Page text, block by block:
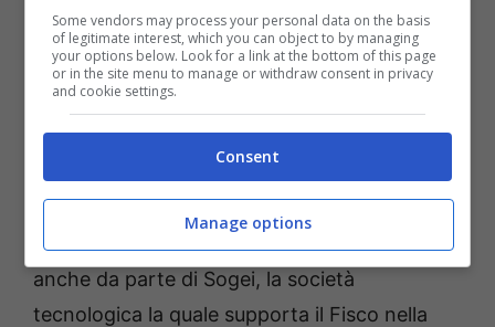
Una ulterioreindicazione sullo slittamento,
sembrerebbe essere giunta recentemente
anche da parte di Sogei, la società
tecnologica la quale supporta il Fisco nella
Some vendors may process your personal data on the basis
of legitimate interest, which you can object to by managing
your options below. Look for a link at the bottom of this page
or in the site menu to manage or withdraw consent in privacy
and cookie settings.
Consent
Manage options